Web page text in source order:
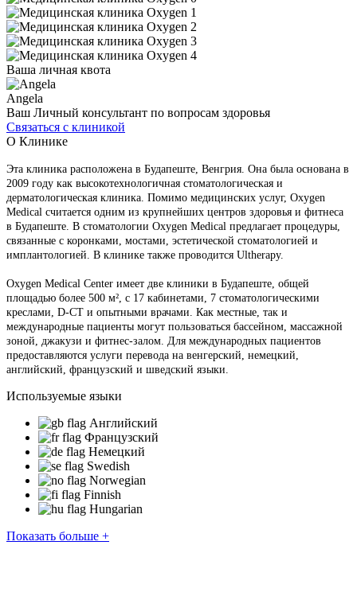
Ваша личная квота
Angela
Ваш Личный консультант по вопросам здоровья
Связаться с клиникой
О Клинике
Эта клиника расположена в Будапеште, Венгрия. Она была основана в
2009 году как высокотехнологичная стоматологическая и
дерматологическая клиника. Помимо медицинских услуг, Oxygen
Medical считается одним из крупнейших центров здоровья и фитнеса
в Будапеште. В стоматологии Oxygen Medical предлагает процедуры,
связанные с коронками, мостами, эстетической стоматологией и
имплантологией. В клинике также проводится Ultherapy.
Oxygen Medical Center имеет две клиники в Будапеште, общей
площадью более 500 м², с 17 кабинетами, 7 стоматологическими
креслами, D-CT и опытными врачами. Как местные, так и
международные пациенты могут пользоваться бассейном, массажной
зоной, джакузи и фитнес-залом. Для международных пациентов
предоставляются услуги перевода на венгерский, немецкий,
английский, французский и шведский языки.
Используемые языки
Английский
Французский
Немецкий
Swedish
Norwegian
Finnish
Hungarian
Показать больше +